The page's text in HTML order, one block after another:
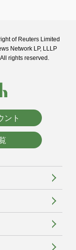
of Reuters Limited
Network LP, LLLP
rights reserved.
ント